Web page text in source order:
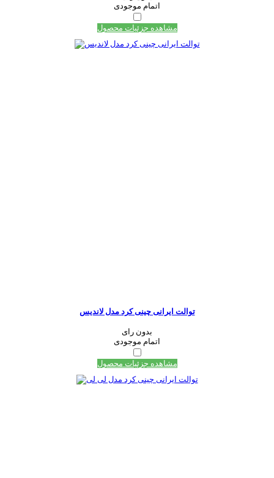
اتمام موجودی
مشاهده جزئیات محصول
توالت ایرانی چینی کرد مدل لاندیس
بدون رای
اتمام موجودی
مشاهده جزئیات محصول